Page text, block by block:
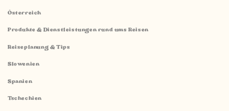
Österreich
Produkte & Dienstleistungen rund ums Reisen
Reiseplanung & Tips
Slowenien
Spanien
Tschechien